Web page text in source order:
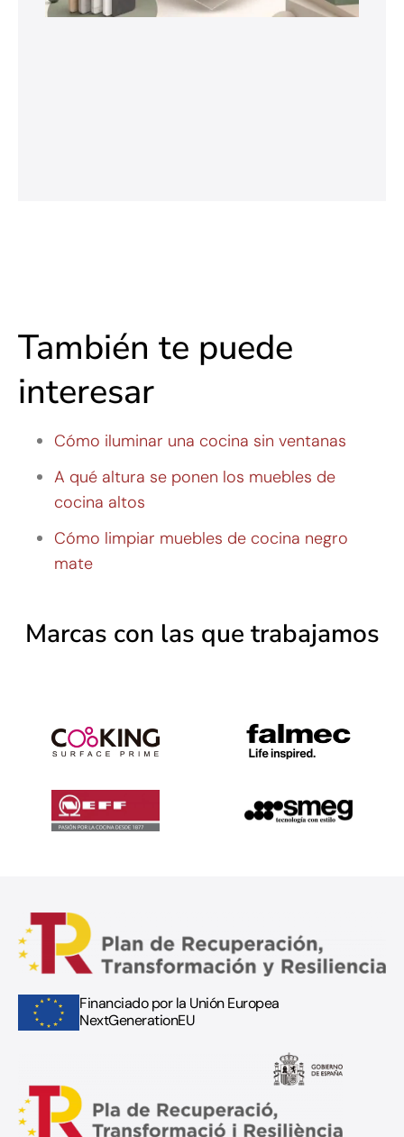
También te puede
interesar
Cómo iluminar una cocina sin ventanas
A qué altura se ponen los muebles de
cocina altos
Cómo limpiar muebles de cocina negro
mate
Marcas con las que trabajamos
Financiado por la Unión Europea
NextGenerationEU